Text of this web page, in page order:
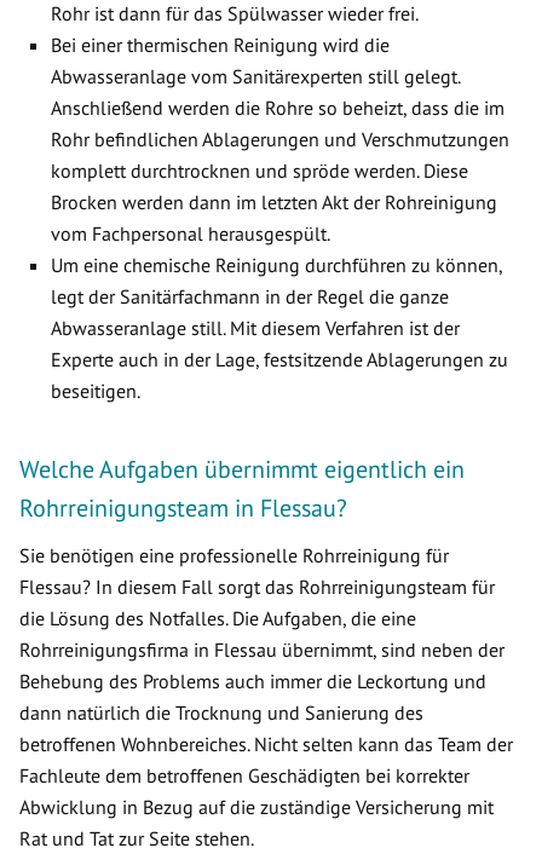
Rohr ist dann für das Spülwasser wieder frei.
Bei einer thermischen Reinigung wird die
Abwasseranlage vom Sanitärexperten still gelegt.
Anschließend werden die Rohre so beheizt, dass die im
Rohr befindlichen Ablagerungen und Verschmutzungen
komplett durchtrocknen und spröde werden. Diese
Brocken werden dann im letzten Akt der Rohreinigung
vom Fachpersonal herausgespült.
Um eine chemische Reinigung durchführen zu können,
legt der Sanitärfachmann in der Regel die ganze
Abwasseranlage still. Mit diesem Verfahren ist der
Experte auch in der Lage, festsitzende Ablagerungen zu
beseitigen.
Welche Aufgaben übernimmt eigentlich ein
Rohrreinigungsteam in Flessau?
Sie benötigen eine professionelle Rohrreinigung für
Flessau? In diesem Fall sorgt das Rohrreinigungsteam für
die Lösung des Notfalles. Die Aufgaben, die eine
Rohrreinigungsfirma in Flessau übernimmt, sind neben der
Behebung des Problems auch immer die Leckortung und
dann natürlich die Trocknung und Sanierung des
betroffenen Wohnbereiches. Nicht selten kann das Team der
Fachleute dem betroffenen Geschädigten bei korrekter
Abwicklung in Bezug auf die zuständige Versicherung mit
Rat und Tat zur Seite stehen.